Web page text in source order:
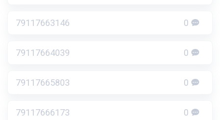
79117663146 0
79117664039 0
79117665803 0
79117666173 0